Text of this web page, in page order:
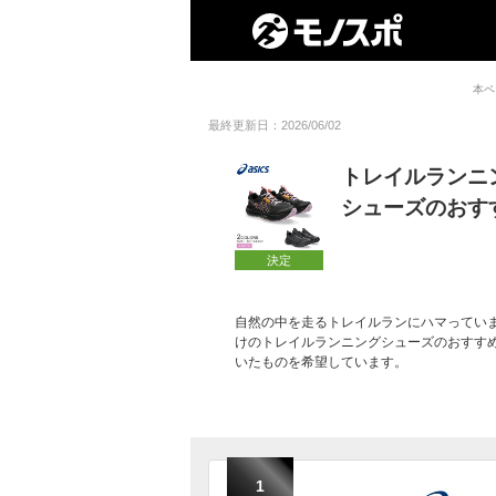
本
最終更新日：2026/06/02
決定
トレイルラン
シューズのおす
自然の中を走るトレイルランにハマって
けのトレイルランニングシューズのおす
いたものを希望しています。
1